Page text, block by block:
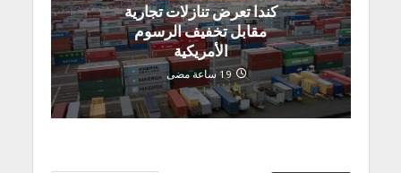
كندا تعرض تنازلات تجارية
مقابل تخفيف الرسوم
الأمريكية
19 ساعة مضى